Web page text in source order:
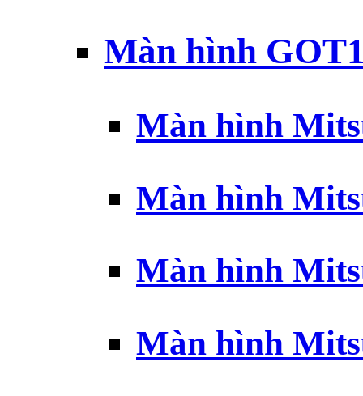
Màn hình
Màn hình
Màn hình
Màn hình
Màn hình